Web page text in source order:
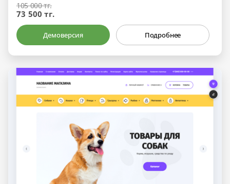
105 000 тг.
73 500 тг.
Демоверсия Подробнее